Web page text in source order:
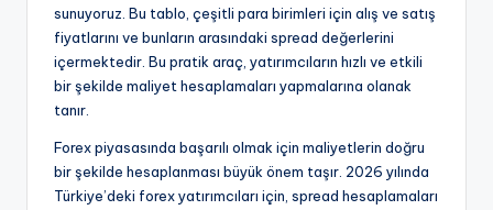
sunuyoruz. Bu tablo, çeşitli para birimleri için alış ve satış
fiyatlarını ve bunların arasındaki spread değerlerini
içermektedir. Bu pratik araç, yatırımcıların hızlı ve etkili
bir şekilde maliyet hesaplamaları yapmalarına olanak
tanır.
Forex piyasasında başarılı olmak için maliyetlerin doğru
bir şekilde hesaplanması büyük önem taşır. 2026 yılında
Türkiye’deki forex yatırımcıları için, spread hesaplamaları